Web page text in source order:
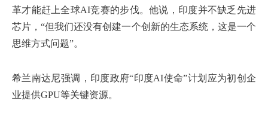
革才能赶上全球AI竞赛的步伐。他说，印度并不缺乏先进
芯片，“但我们还没有创建一个创新的生态系统，这是一个
思维方式问题”。
希兰南达尼强调，印度政府“印度AI使命”计划应为初创企
业提供GPU等关键资源。